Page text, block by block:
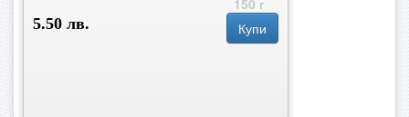
5.50 лв.
Купи